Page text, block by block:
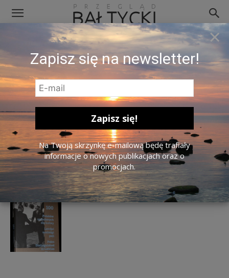
Fragment okładki albumu „100
Polaków zasłużonych dla Łotwy”.
×
Zapisz się na newsletter!
Na Twoją skrzynkę e-mailową będę trafiały
informacje o nowych publikacjach oraz o
promocjach.